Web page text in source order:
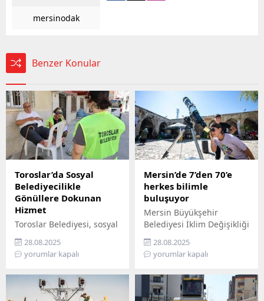
mersinodak
Benzer Konular
Toroslar’da Sosyal
Belediyecilikle
Gönüllere Dokunan
Hizmet
Toroslar Belediyesi, sosyal
belediyecilik anlayışıyla
vatandaşların gönüllerine
dokunmaya devam ediyor.
vatandaşlar, özel
gereksinimli bireyler ile
28.08.2025
yorumlar kapalı
Mersin’de 7’den 70’e
herkes bilimle
buluşuyor
Mersin Büyükşehir
Belediyesi İklim Değişikliği
ve Sıfır Atık Dairesi
Başkanlığı, Mercan 100.
Yıl İklim ve Çevre Bilim
edemeyenler için bilimi
yurttaşın ayağına
28.08.2025
yorumlar kapalı